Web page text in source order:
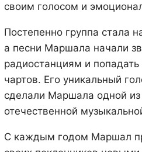
своим голосом и
Постепенно группа стала
а песни Маршала начали
радиостанциям и
чартов. Его уникальный
сделали Маршала одной
отечественной
С каждым годом Маршал